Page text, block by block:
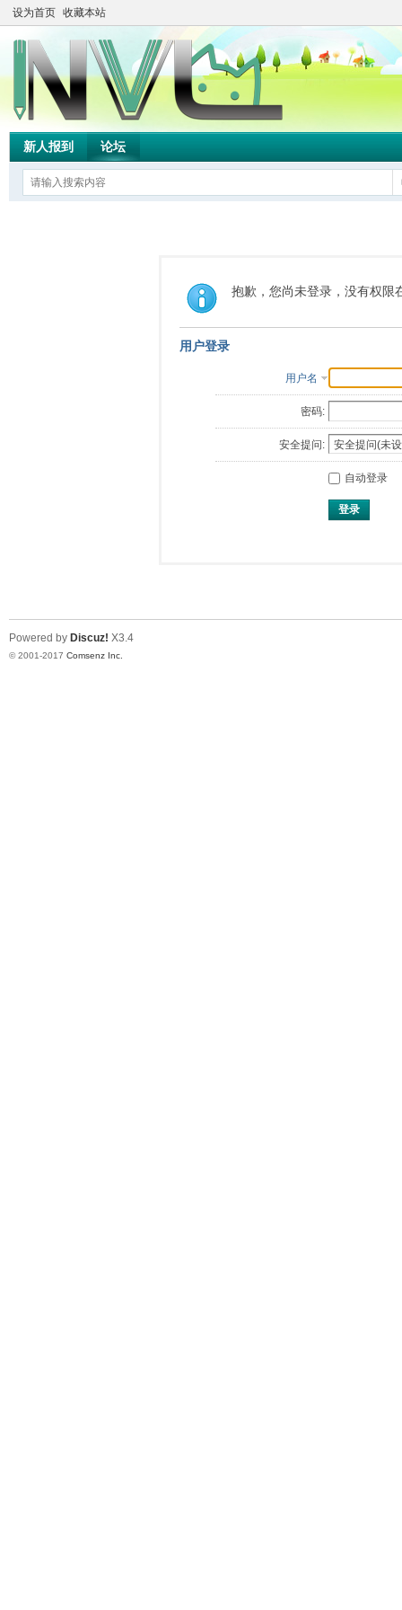
设为首页 收藏本站
新人报到 论坛
抱歉，您尚未登录，没有权限
用户登录
用户名
密码:
安全提问:
自动登录
登录
Powered by Discuz! X3.4
© 2001-2017 Comsenz Inc.